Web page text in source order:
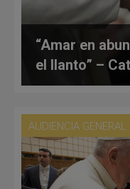
“Amar en
el llanto” –
AUDIENCIA GENERAL